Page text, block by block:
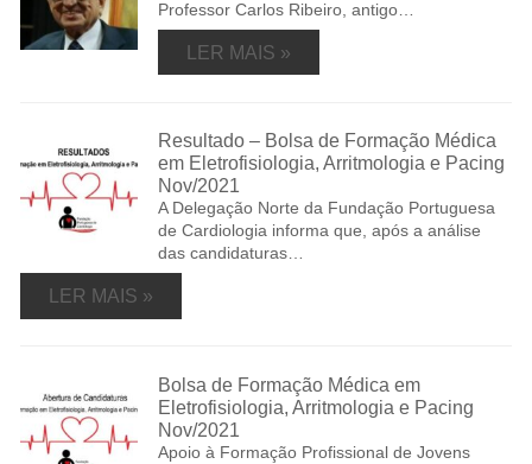
Professor Carlos Ribeiro, antigo…
LER MAIS »
Resultado – Bolsa de Formação Médica
em Eletrofisiologia, Arritmologia e Pacing
Nov/2021
A Delegação Norte da Fundação Portuguesa
de Cardiologia informa que, após a análise
das candidaturas…
LER MAIS »
Bolsa de Formação Médica em
Eletrofisiologia, Arritmologia e Pacing
Nov/2021
Apoio à Formação Profissional de Jovens